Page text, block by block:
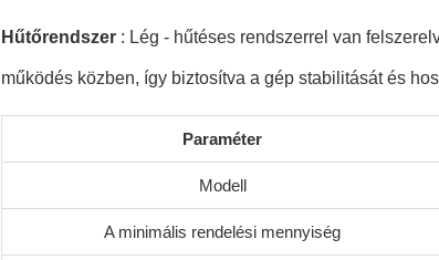
Hűtőrendszer : Lég - hűtéses rendszerrel van
működés közben, így biztosítva a gép stabilitását és
Paraméter
Modell
A minimális rendelési mennyiség